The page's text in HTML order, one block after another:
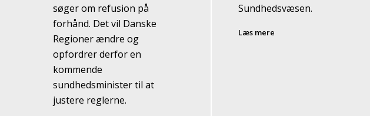
søger om refusion på
forhånd. Det vil Danske
Regioner ændre og
opfordrer derfor en
kommende
sundhedsminister til at
justere reglerne.
Sundhedsvæsen.
Læs mere